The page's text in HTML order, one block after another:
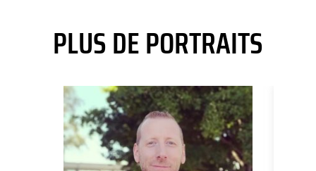
PLUS DE PORTRAITS